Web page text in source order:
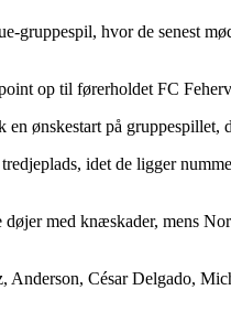
gruppespil, hvor de senest
op til førerholdet FC
ønskestart på gruppespillet,
idet de ligger
med knæskader, mens
César Delgado,